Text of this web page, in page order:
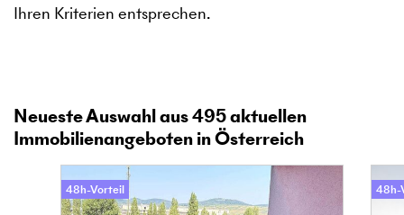
Ihren Kriterien entsprechen.
Neueste Auswahl aus495aktuellen
Immobilienangeboten in Österreich
48h-Vorteil 48h-